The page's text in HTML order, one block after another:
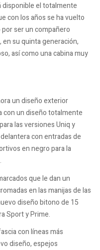
disponible el totalmente
con los años se ha vuelto
ser un compañero
en su quinta generación,
así como una cabina muy
un diseño exterior
con un diseño totalmente
las versiones Uniq y
con entradas de
en negro para la
que le dan un
en las manijas de las
diseño bitono de 15
Sport y Prime.
con líneas más
diseño, espejos